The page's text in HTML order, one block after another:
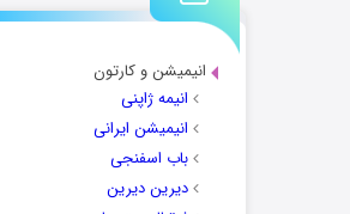
انیمیشن و کارتون
انیمه ژاپنی
انیمیشن ایرانی
باب اسفنجی
دیرین دیرین